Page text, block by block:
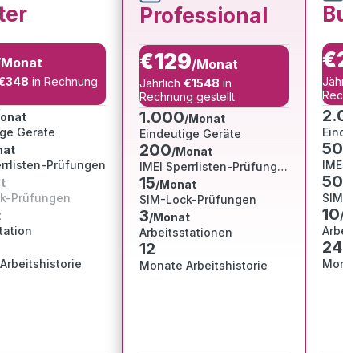
in Rechnung
Geräte
Prüfungen
Prüfungen
Professional
€129/Monat
Jährlich €1548 in
Rechnung gestellt
1.000/Monat
Eindeutige Geräte
200/Monat
IMEI Sperrlisten-Prüfungen
15/Monat
SIM-Lock-Prüfungen
3/Monat
Arbeitsstationen
12
Monate Arbeitshistorie
50
10
24